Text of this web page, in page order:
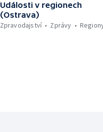
Události v regionech
(Ostrava)
Zpravodajství
Zprávy